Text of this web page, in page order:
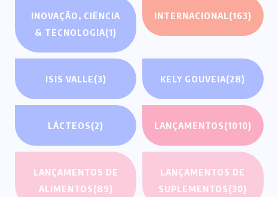
INOVAÇÃO, CIÊNCIA
& TECNOLOGIA(1)
INTERNACIONAL(163)
ISIS VALLE(3) KELY GOUVEIA(28)
LÁCTEOS(2) LANÇAMENTOS(1010)
LANÇAMENTOS DE
ALIMENTOS(89)
LANÇAMENTOS DE
SUPLEMENTOS(30)